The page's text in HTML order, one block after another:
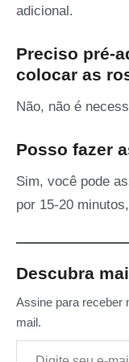
adicional.
Preciso pré-
colocar as
Não, não é
Posso fazer
Sim, você pode
por 15-20
Descubra
Assine para receber
mail.
Digite seu e-mail…